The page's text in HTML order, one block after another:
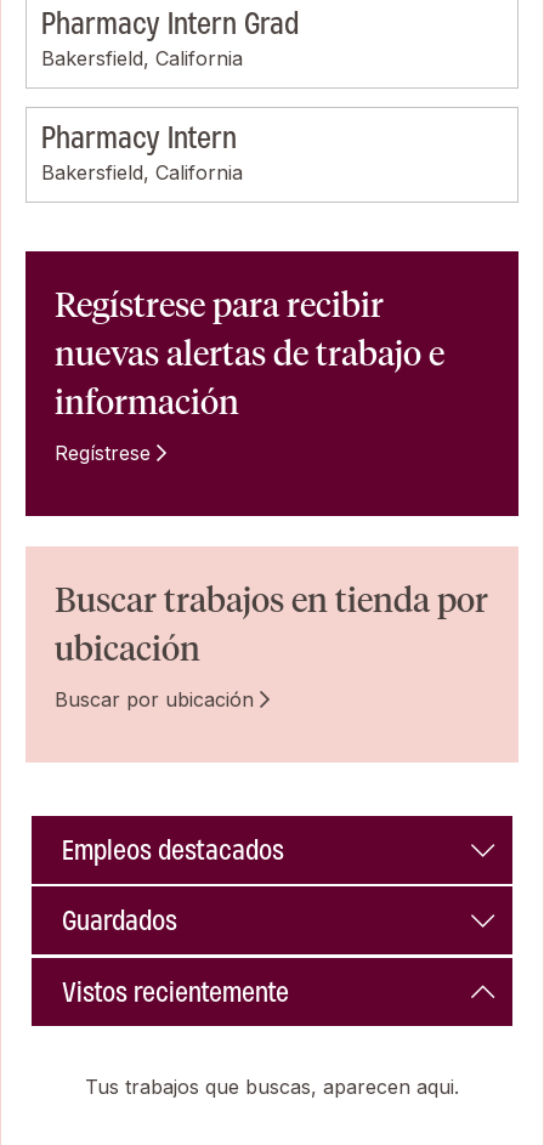
Pharmacy Intern Grad
Bakersfield, California
Pharmacy Intern
Bakersfield, California
Regístrese para recibir
nuevas alertas de trabajo e
información
Regístrese
Buscar trabajos en tienda por
ubicación
Buscar por ubicación
Empleos destacados
Guardados
Vistos recientemente
Tus trabajos que buscas, aparecen aqui.